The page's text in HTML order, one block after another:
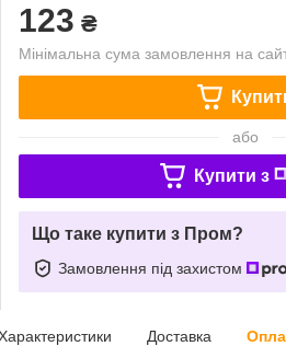
123 ₴
Мінімальна сума замовлення на
або
Купити з
Що таке купити з Пром?
Замовлення під захистом
Доставка